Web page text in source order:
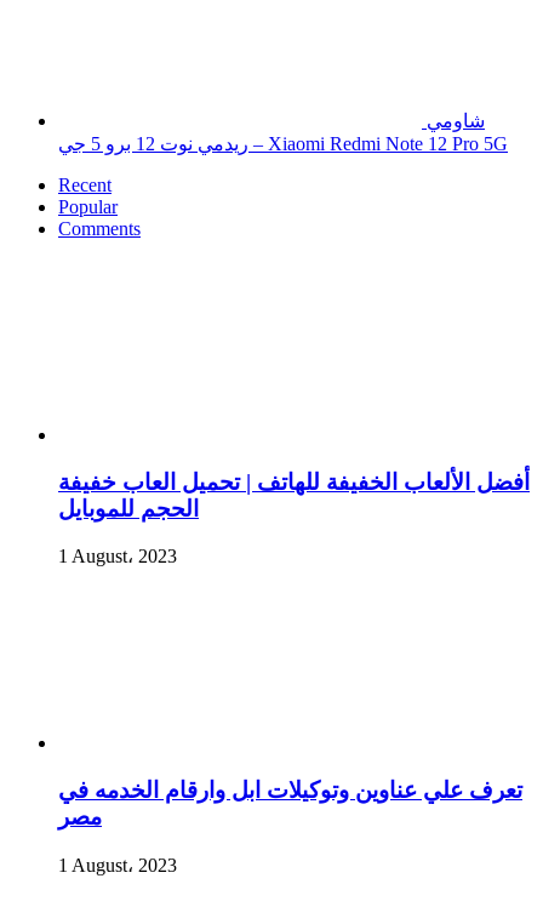
شاومي
ريدمي نوت 12 برو 5 جي – Xiaomi Redmi Note 12 Pro 5G
Recent
Popular
Comments
أفضل الألعاب الخفيفة للهاتف | تحميل العاب خفيفة
الحجم للموبايل
1 August، 2023
تعرف علي عناوين وتوكيلات ابل وارقام الخدمه في
مصر
1 August، 2023